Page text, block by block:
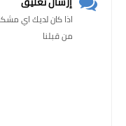
اذا كان لديك اي
من قبلنا